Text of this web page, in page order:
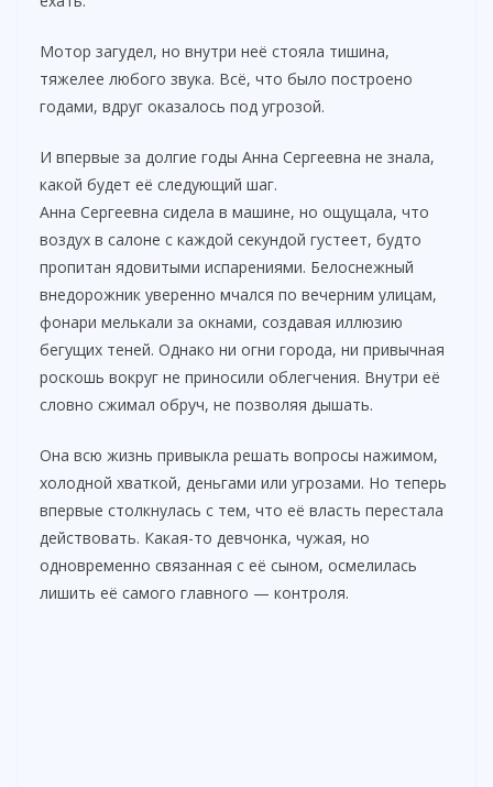
Мотор загудел, но внутри неё стояла тишина,
тяжелее любого звука. Всё, что было построено
годами, вдруг оказалось под угрозой.
И впервые за долгие годы Анна Сергеевна не знала,
какой будет её следующий шаг.
Анна Сергеевна сидела в машине, но ощущала, что
воздух в салоне с каждой секундой густеет, будто
пропитан ядовитыми испарениями. Белоснежный
внедорожник уверенно мчался по вечерним улицам,
фонари мелькали за окнами, создавая иллюзию
бегущих теней. Однако ни огни города, ни привычная
роскошь вокруг не приносили облегчения. Внутри её
словно сжимал обруч, не позволяя дышать.
Она всю жизнь привыкла решать вопросы нажимом,
холодной хваткой, деньгами или угрозами. Но теперь
впервые столкнулась с тем, что её власть перестала
действовать. Какая-то девчонка, чужая, но
одновременно связанная с её сыном, осмелилась
лишить её самого главного — контроля.